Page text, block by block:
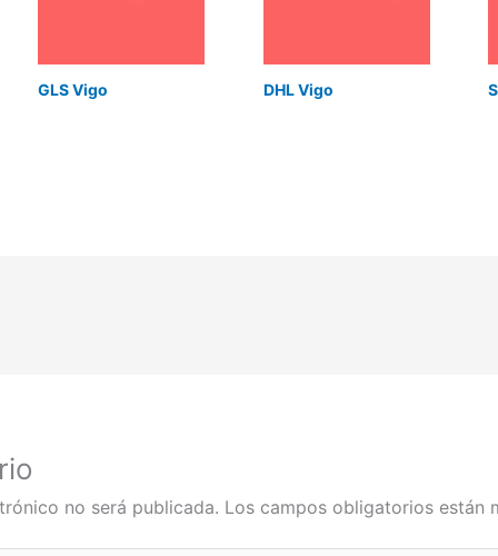
GLS Vigo DHL Vigo
no será publicada. Los campos obligatorios están